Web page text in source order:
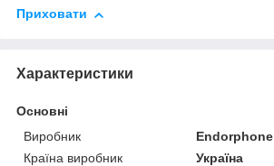
Приховати
Характеристики
Основні
Виробник
Endorphone
Країна виробник
Україна